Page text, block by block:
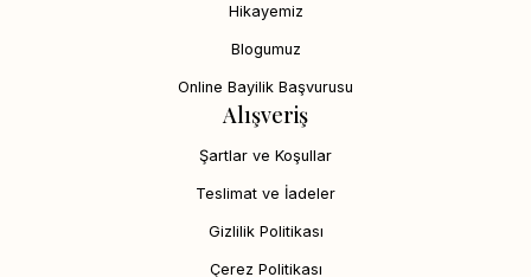
Hikayemiz
Blogumuz
Online Bayilik Başvurusu
Alışveriş
Şartlar ve Koşullar
Teslimat ve İadeler
Gizlilik Politikası
Çerez Politikası